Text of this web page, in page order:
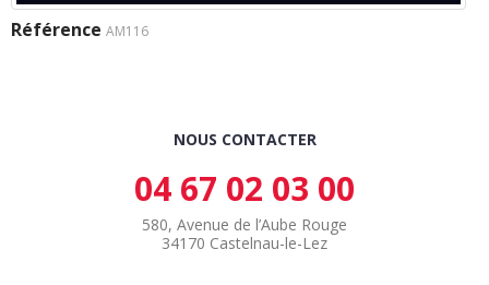
Référence AM116
NOUS CONTACTER
04 67 02 03 00
580, Avenue de l’Aube Rouge
34170 Castelnau-le-Lez